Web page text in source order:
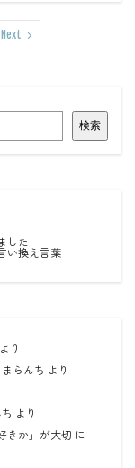
Next
検索
した
い換え言葉
より
らんち より
より
きか」が大切 に